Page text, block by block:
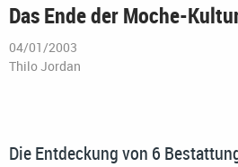
Das Ende der Moche-
04/01/2003
Thilo Jordan
Die Entdeckung von 6